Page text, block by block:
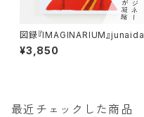
図録『IMAGINARIUM』junaida
¥3,850
最近チェックした商品